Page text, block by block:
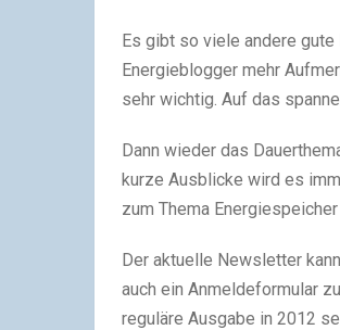
Es gibt so viele andere
Energieblogger mehr
sehr wichtig. Auf das
Dann wieder das
kurze Ausblicke wird es
zum Thema
Der aktuelle Newsletter
auch ein Anmeldeformular
reguläre Ausgabe in 2012